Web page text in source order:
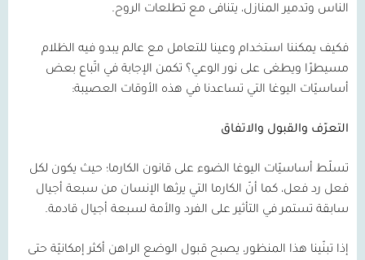
الناس وتدمير المنازل، يتنافى مع تطلعات الروح.
فكيف يمكننا استخدام وعينا للتعامل مع عالم يبدو فيه الظلام
مسيطرًا ويطغى على نور الوعي؟ تكمن الإجابة في اتّباع بعض
أساسيّات اليوغا التي تساعدنا في هذه الأوقات العصيبة:
التعرّف والقبول والاتفاق
تسلّط أساسيّات اليوغا الضوء على قانون الكارما؛ حيث يكون لكل
فعل رد فعل، كما أنّ الكارما التي يرثها الإنسان من سبعة أجيال
سابقة تستمر في التأثير على الفرد والأمة لسبعة أجيال قادمة.
إذا تبنّينا هذا المنظور، يصبح قبول الوضع الراهن أكثر إمكانيّة حتى